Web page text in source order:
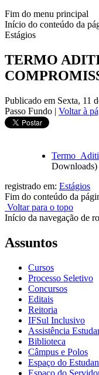
Fim do menu principal
Início do conteúdo da
Estágios
TERMO
Publicado em Sexta, 11
Passo Fundo | Voltar à
Downloads)
registrado em: Estágios
Fim do conteúdo da
Voltar para o topo
Início da navegação de
Assuntos
Cursos
Processo Seletivo
Concursos
Editais
Reitoria
IFSul Inclusivo
Assistência
Biblioteca
Câmpus e Polos
Espaço do
Espaço do